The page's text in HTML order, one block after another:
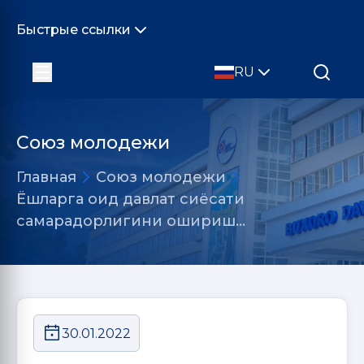
Быстрые ссылки
RU
Союз молодежи
Главная
Союз молодежи
Ёшларга оид давлат сиёсати
самарадорлигини ошириш…
30.01.2022